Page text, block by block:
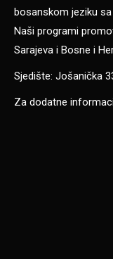
bosanskom jeziku
Naši programi
Sarajeva i Bosne i
Sjedište: Jošanička
Za dodatne